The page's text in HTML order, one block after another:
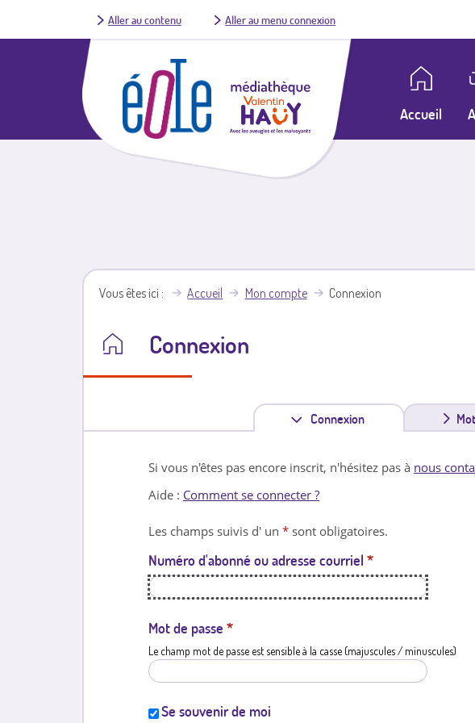
Aller au contenu Aller au menu connexion
Accueil
Vous êtes ici Accueil Mon compte Connexion
Connexion
Connexion
n
l
e
Si vous n'êtes pas encore inscrit, n'hésitez pas à nous
Aide : Comment se connecter ?
Les champs suivis d' un * sont obligatoires.
Numéro d'abonné ou adresse courriel *
Mot de passe *
Le champ mot de passe est sensible à la casse (majuscules / minuscules)
Se souvenir de moi